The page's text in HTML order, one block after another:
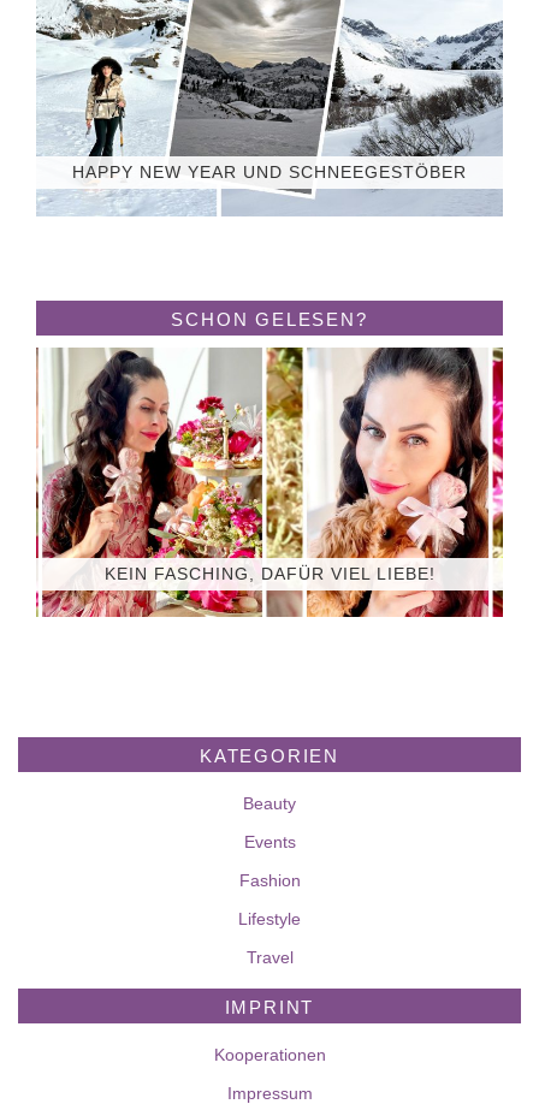
HAPPY NEW YEAR UND SCHNEEGESTÖBER
SCHON GELESEN?
KEIN FASCHING, DAFÜR VIEL LIEBE!
KATEGORIEN
Beauty
Events
Fashion
Lifestyle
Travel
IMPRINT
Kooperationen
Impressum